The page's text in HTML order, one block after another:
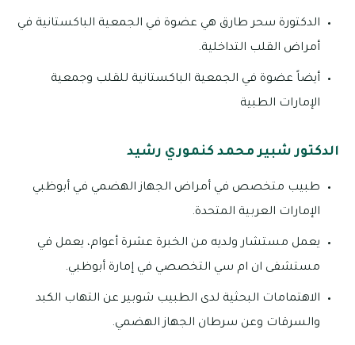
الدكتورة سحر طارق هي عضوة في الجمعية الباكستانية في
أمراض القلب التداخلية.
أيضاً عضوة في الجمعية الباكستانية للقلب وجمعية
الإمارات الطبية
الدكتور شبير محمد كنموري رشيد
طبيب متخصص في أمراض الجهاز الهضمي في أبوظبي
الإمارات العربية المتحدة.
يعمل مستشار ولديه من الخبرة عشرة أعوام، يعمل في
مستشفى ان ام سي التخصصي في إمارة أبوظبي.
الاهتمامات البحثية لدى الطبيب شوبير عن التهاب الكبد
والسرقات وعن سرطان الجهاز الهضمي.